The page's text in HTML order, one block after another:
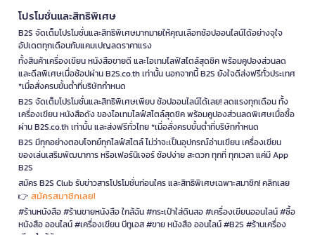
โปรโมชั่นและสิทธิพิเศษ
B2S จัดเต็มโปรโมชั่นและสิทธิพิเศษมากมายให้คุณเลือกช้อปออนไลน์ได้อย่างจุใจ
อัปเดตทุกเดือนกับแคมเปญลดราคาแรง
ทั้งสินค้าเครื่องเขียน หนังสือขายดี และไอเทมไลฟ์สไตล์สุดชิค พร้อมคูปองส่วนลด
และดีลพิเศษเมื่อช้อปผ่าน B2S.co.th เท่านั้น นอกจากนี้ B2S ยังใจดีส่งฟรีทั่วประเทศ
*เมื่อสั่งครบขั้นต่ำที่บริษัทกำหนด
B2S จัดเต็มโปรโมชั่นและสิทธิพิเศษเพียบ ช้อปออนไลน์ได้เลย! ลดแรงทุกเดือน ทั้ง
เครื่องเขียน หนังสือดัง ของไอเทมไลฟ์สไตล์สุดชิค พร้อมคูปองส่วนลดพิเศษเมื่อซื้อ
ผ่าน B2S.co.th เท่านั้น และส่งฟรีทั่วไทย *เมื่อสั่งครบขั้นต่ำที่บริษัทกำหนด
B2S มีทุกอย่างตอบโจทย์ทุกไลฟ์สไตล์ ไม่ว่าจะเป็นอุปกรณ์อ่านเขียน เครื่องเขียน
ของเล่นเสริมพัฒนาการ หรือเฟอร์นิเจอร์ ช้อปง่าย สะดวก ทุกที่ ทุกเวลา แค่มี App
B2S
สมัคร B2S Club รับข่าวสารโปรโมชั่นก่อนใคร และสิทธิพิเศษเฉพาะสมาชิก! คลิกเลย
👉 สมัครสมาชิกเลย!
#ร้านหนังสือ #ร้านขายหนังสือ ใกล้ฉัน #กระเป๋าใส่ดินสอ #เครื่องเขียนออนไลน์ #ซื้อ
หนังสือ ออนไลน์ #เครื่องเขียน บีทูเอส #ขาย หนังสือ ออนไลน์ #B2S #ร้านเครื่อง